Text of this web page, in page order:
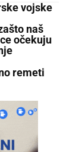
vojske
naš
očekuju
remeti